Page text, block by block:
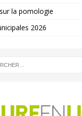
la pomologie
2026